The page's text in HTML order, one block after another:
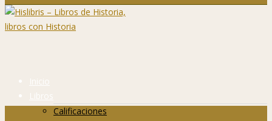
Inicio
Libros
Calificaciones